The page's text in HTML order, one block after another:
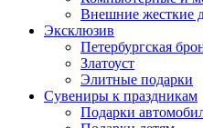
Внешние жесткие
Эксклюзив
Петербургская
Златоуст
Элитные подарки
Сувениры к праздникам
Подарки